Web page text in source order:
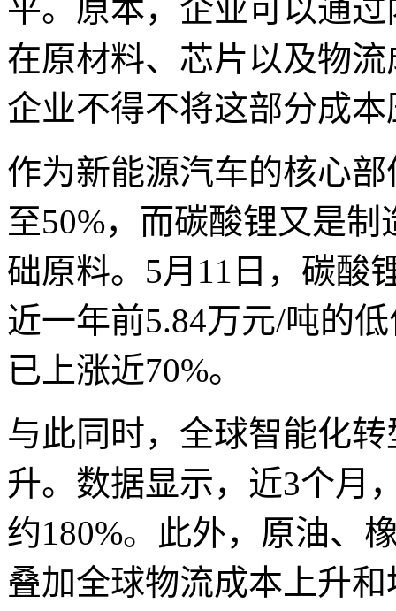
平。原本，企业可以通
在原材料、芯片以及物
企业不得不将这部分成
作为新能源汽车的核心
至50%，而碳酸锂又是
础原料。5月11日，碳酸
近一年前5.84万元/吨的
已上涨近70%。
与此同时，全球智能化
升。数据显示，近3个月
约180%。此外，原油、
叠加全球物流成本上升